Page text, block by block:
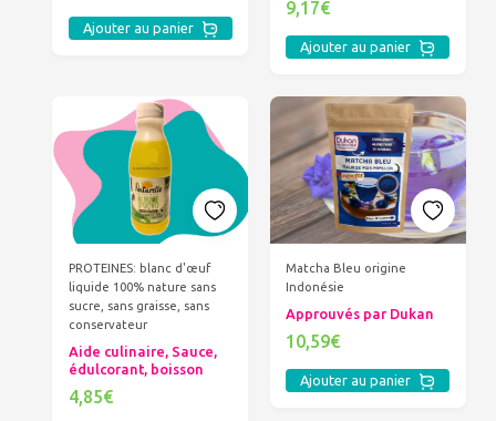
Ajouter au panier
9,17€
Ajouter au panier
PROTEINES: blanc d'œuf
liquide 100% nature sans
sucre, sans graisse, sans
conservateur
Aide culinaire, Sauce,
édulcorant, boisson
4,85€
Matcha Bleu origine
Indonésie
Approuvés par Dukan
10,59€
Ajouter au panier